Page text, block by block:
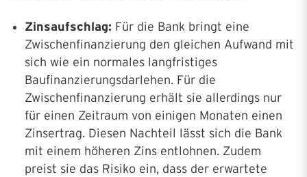
Zinsaufschlag: Für die Bank bringt eine
Zwischenfinanzierung den gleichen Aufwand mit
sich wie ein normales langfristiges
Baufinanzierungsdarlehen. Für die
Zwischenfinanzierung erhält sie allerdings nur
für einen Zeitraum von einigen Monaten einen
Zinsertrag. Diesen Nachteil lässt sich die Bank
mit einem höheren Zins entlohnen. Zudem
preist sie das Risiko ein, dass der erwartete